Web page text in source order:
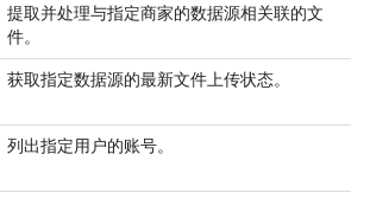
提取并处理与指定商家的数据源相关联的文
件。
获取指定数据源的最新文件上传状态。
列出指定用户的账号。